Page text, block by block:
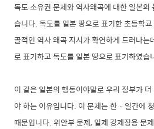
독도 소유권 문제와 역사왜곡에 대한 일본의
습니다.독도를 일본 땅으로 표기한 초등학
골적인 역사 왜곡 지시가 확연하게 드러나
로 표기하고 독도를 일본 땅으로 표기하였습
이 같은 일본의 행동이야말로 우리 정부가
야 하는 이유입니다. 이 문제는 한 · 일간에
때문입니다. 위안부 문제, 일제 강제징용 문